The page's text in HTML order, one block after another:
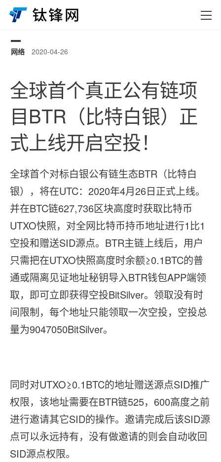
网络 2020-04-26
全球首个真正公有链项
目BTR（比特白银）正
式上线开启空投！
全球首个对标白银公有链生态BTR（比特白
银），将在UTC：2020年4月26日正式上线。
并在BTC链627,736区块高度时获取比特币
UTXO快照，对全网比特币持币地址进行1比1
空投和赠送SID源点。BTR主链上线后，用户
只需把在UTXO快照高度时余额≥0.1BTC的普
通或隔离见证地址秘钥导入BTR钱包APP端领
取，即可立即获得空投BitSilver。领取没有时
间限制，每个地址只能领取一次空投，空投总
量为9047050BitSilver。
同时对UTXO≥0.1BTC的地址赠送源点SID推广
权限，该地址需要在BTR链525，600高度之前
进行邀请其它SID的操作。邀请完成后该SID源
点可以永远持有，没有做邀请的则会自动收回
SID源点权限。